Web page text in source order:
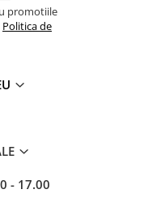
promotiile
Politica de
- 17.00